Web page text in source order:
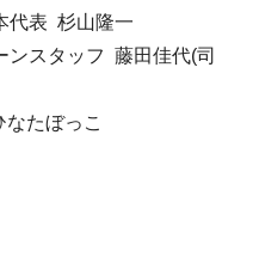
代表 杉山隆一
スタッフ 藤田佳代(司
たぼっこ